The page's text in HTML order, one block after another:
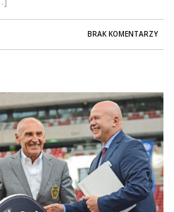
BRAK KOMENTARZY